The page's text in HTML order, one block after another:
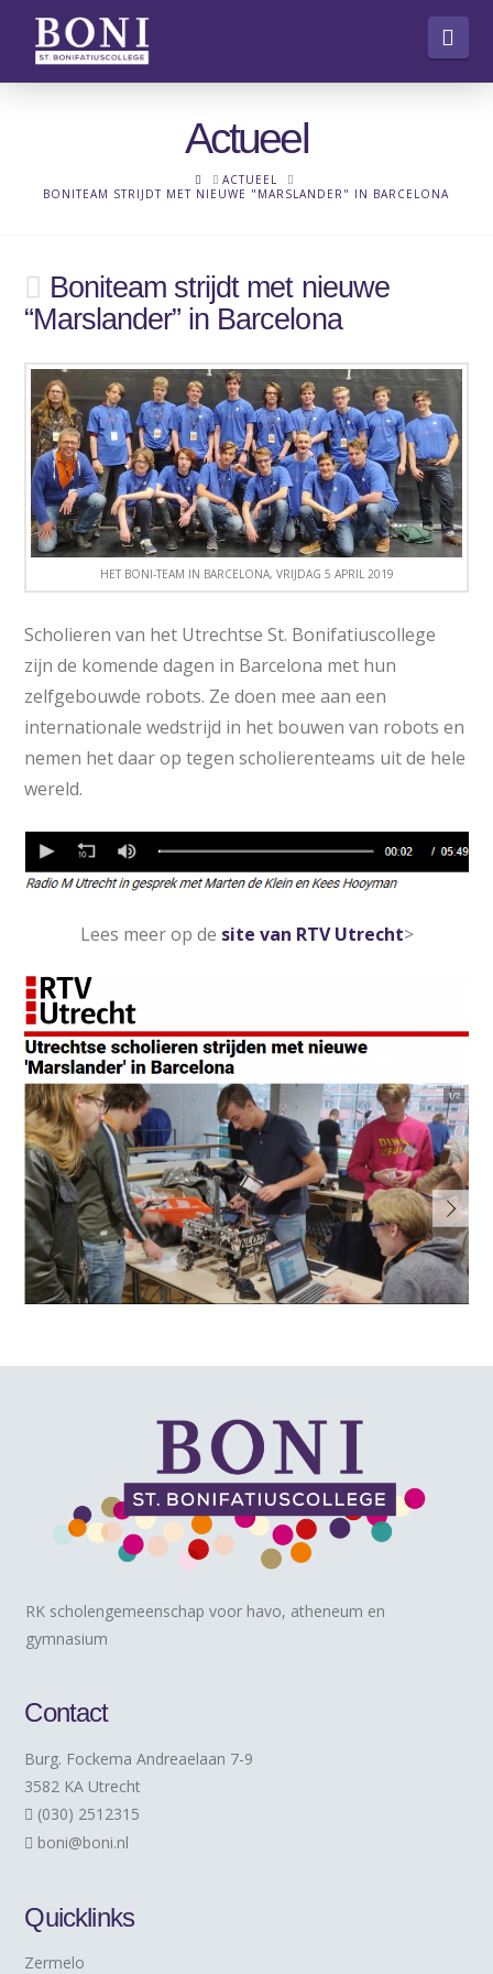
Actueel
HOME
ACTUEEL
BONITEAM STRIJDT MET NIEUWE "MARSLANDER" IN BARCELONA
Boniteam strijdt met nieuwe
“Marslander” in Barcelona
HET BONI-TEAM IN BARCELONA, VRIJDAG 5 APRIL 2019
Scholieren van het Utrechtse St. Bonifatiuscollege
zijn de komende dagen in Barcelona met hun
zelfgebouwde robots. Ze doen mee aan een
internationale wedstrijd in het bouwen van robots en
nemen het daar op tegen scholierenteams uit de hele
wereld.
Lees meer op de site van RTV Utrecht>
RK scholengemeenschap voor havo, atheneum en
gymnasium
Contact
Burg. Fockema Andreaelaan 7-9
3582 KA Utrecht
(030) 2512315
boni@boni.nl
Quicklinks
Zermelo